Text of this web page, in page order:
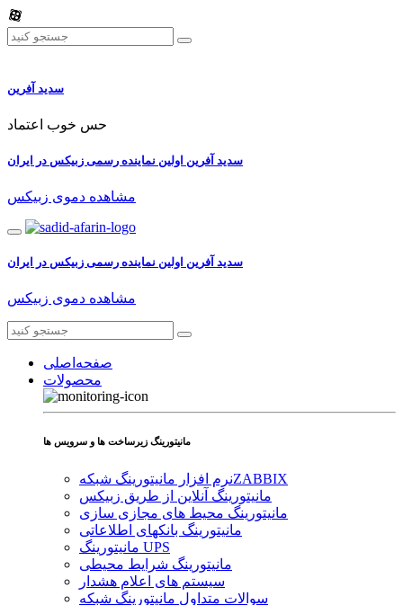
سدید آفرین
حس خوب اعتماد
سدید آفرین اولین نماینده رسمی زبیکس در ایران
مشاهده دموی زبیکس
سدید آفرین اولین نماینده رسمی زبیکس در ایران
مشاهده دموی زبیکس
صفحه‌اصلی
محصولات
مانیتورینگ زیرساخت ها و سرویس ها
نرم افزار مانیتورینگ شبکهZABBIX
مانیتورینگ آنلاین از طریق زبیکس
مانیتورینگ محیط های مجازی سازی
مانیتورینگ بانکهای اطلاعاتی
مانیتورینگ UPS
مانیتورینگ شرایط محیطی
سیستم های اعلام هشدار
سوالات متداول مانیتورینگ شبکه